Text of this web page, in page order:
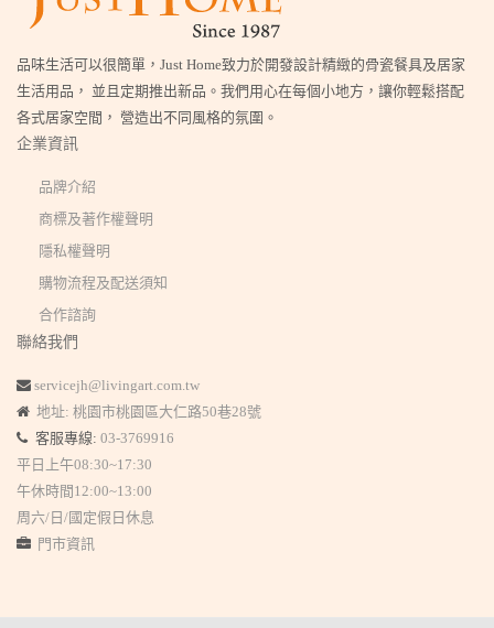
品味生活可以很簡單，Just Home致力於開發設計精緻的骨瓷餐具及居家
生活用品， 並且定期推出新品。我們用心在每個小地方，讓你輕鬆搭配
各式居家空間， 營造出不同風格的氛圍。
企業資訊
品牌介紹
商標及著作權聲明
隱私權聲明
購物流程及配送須知
合作諮詢
聯絡我們
servicejh@livingart.com.tw
地址: 桃園市桃園區大仁路50巷28號
客服專線: 03-3769916
平日上午08:30~17:30
午休時間12:00~13:00
周六/日/國定假日休息
門市資訊